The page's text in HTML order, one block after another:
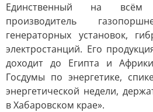
Единственный на всём
производитель
генераторных установок,
электростанций. Его
доходит до Египта и
Госдумы по энергетике,
энергетической недели,
в Хабаровском крае».